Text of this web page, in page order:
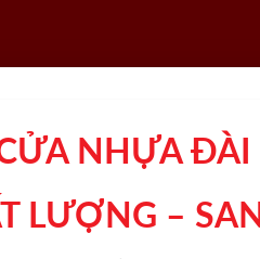
NHỰA ĐÀI
LƯỢNG –